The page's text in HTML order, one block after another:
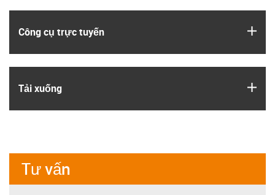
Công cụ trực tuyến
Tải xuống
Tư vấn